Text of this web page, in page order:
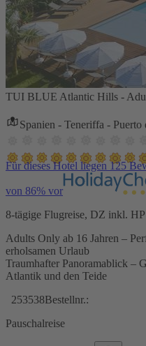
TUI BLUE Atlantic Hills -
Spanien - Teneriffa - Puerto
Für dieses Hotel liegen 125
von 86% vor
8-tägige Flugreise, DZ inkl. HP
Adults Only ab 16 Jahren –
erholsamen Urlaub
Traumhafter Panoramablick –
Atlantik und den Teide
253538Bestellnr.:
Pauschalreise